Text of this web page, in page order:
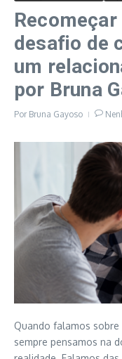
desafio de
um
por Bruna
Por Bruna Gayoso
Quando falamos sobre
sempre pensamos na